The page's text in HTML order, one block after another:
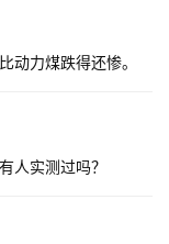
动力煤跌得还惨。
人实测过吗？